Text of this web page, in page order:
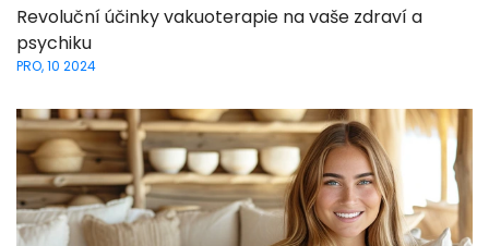
Revoluční účinky vakuoterapie na vaše zdraví a
psychiku
PRO, 10 2024